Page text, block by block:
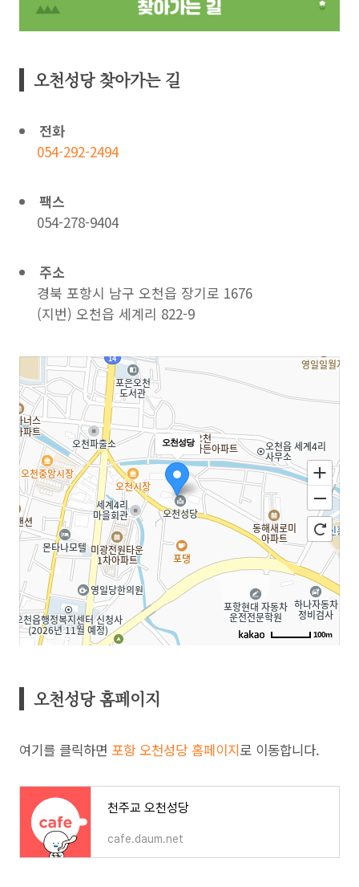
오천성당 찾아가는 길
전화
054-292-2494
팩스
054-278-9404
주소
경북 포항시 남구 오천읍 장기로 1676
(지번) 오천읍 세계리 822-9
오천성당
100m
오천성당 홈페이지
여기를 클릭하면 포항 오천성당 홈페이지로 이동합니다.
천주교 오천성당
cafe.daum.net